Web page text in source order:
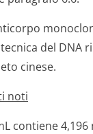
del DNA
cinese.
noti
contiene 4,196